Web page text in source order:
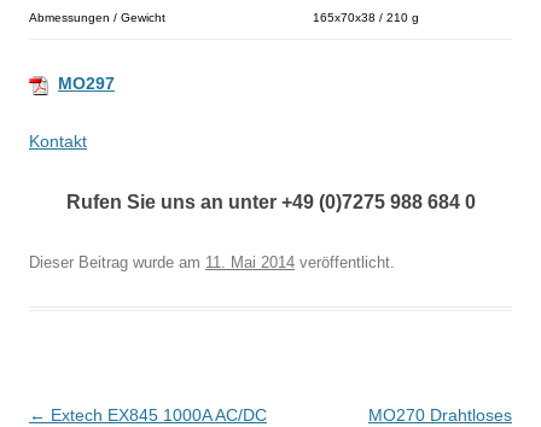
Abmessungen / Gewicht 165x70x38 / 210 g
MO297
Kontakt
Rufen Sie uns an unter +49 (0)7275 988 684 0
Dieser Beitrag wurde am 11. Mai 2014 veröffentlicht.
B
← Extech EX845 1000A AC/DC
MO270 Drahtloses